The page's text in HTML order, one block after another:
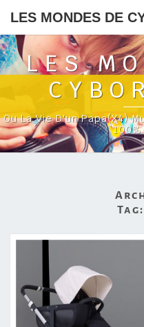
LES MONDES DE
LES
Ou La Vie D'un Papa(x4)
Tag: